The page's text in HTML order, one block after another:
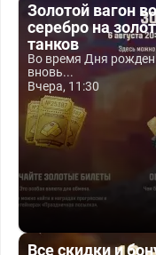
Золотой вагон
серебро на
танков
Во время Дня
вновь...
Вчера, 11:30
Все скидки и